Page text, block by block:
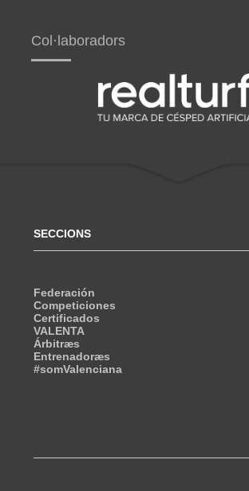
Col·laboradors
SECCIONS
Federación
Competiciones
Certificados
VALENTA
Árbitræs
Entrenadoræs
#somValenciana